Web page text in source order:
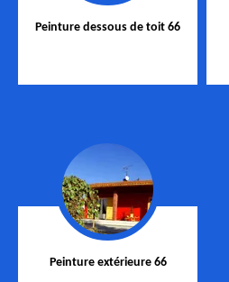
Peinture dessous de toit 66
Peinture extérieure 66